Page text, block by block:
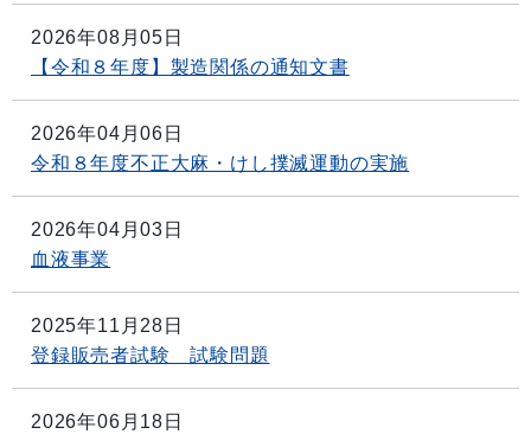
2026年08月05日
【令和８年度】製造関係の通知文書
2026年04月06日
令和８年度不正大麻・けし撲滅運動の実施
2026年04月03日
血液事業
2025年11月28日
登録販売者試験 試験問題
2026年06月18日